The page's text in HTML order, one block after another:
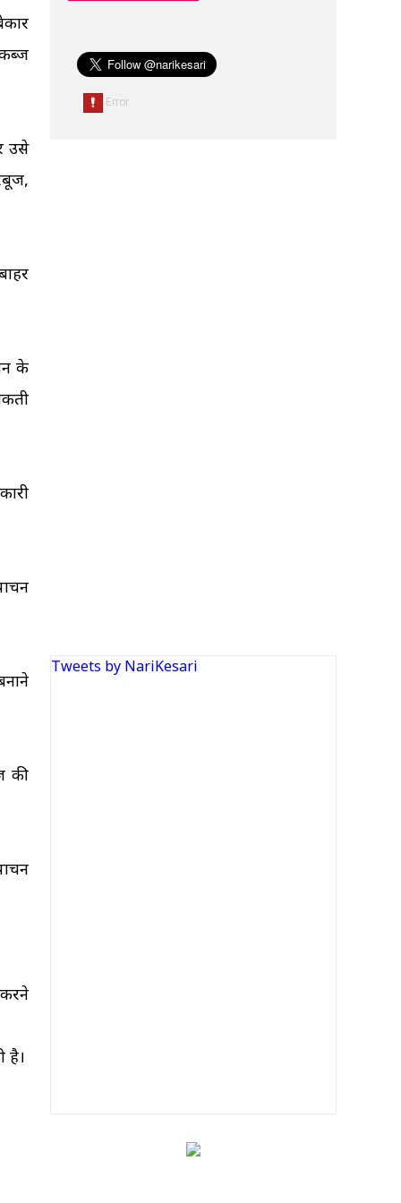
उसे
के
की
है।
Tweets by NariKesari